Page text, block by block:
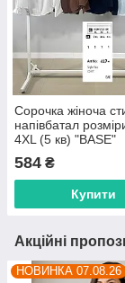
Сорочка жіноча
напівбатал
4XL (5 кв) "BASE"
недорого від
постачальника
584 ₴
Купити
Акційні
НОВИНКА 07.08.26